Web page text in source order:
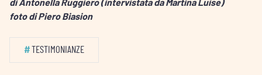
foto di Piero Biasion
#TESTIMONIANZE